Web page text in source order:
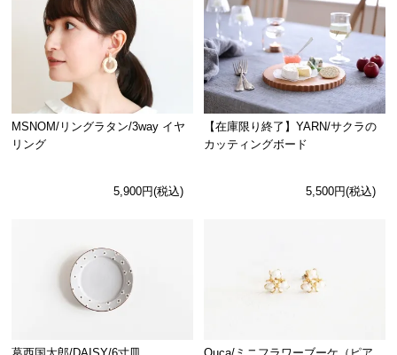
MSNOM/リングラタン/3way イヤ
リング
5,900円(税込)
【在庫限り終了】YARN/サクラの
カッティングボード
5,500円(税込)